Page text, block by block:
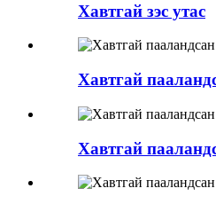
Хавтгай зэс утас
Хавтгай
Хавтгай